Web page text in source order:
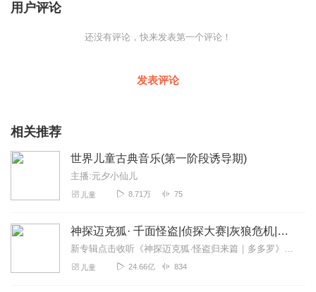
用户评论
还没有评论，快来发表第一个评论！
发表评论
相关推荐
世界儿童古典音乐(第一阶段诱导期)
主播:元夕小仙儿
儿童 8.71万 75
神探迈克狐· 千面怪盗|侦探大赛|灰狼危机|多多罗
新专辑点击收听《神探迈克狐·怪盗归来篇｜多多罗》！！！>>>点击进入主播橱窗购买《神探迈克狐》系列图书吧!<<<多多罗故事【点击前往】收听多多罗其他好玩有趣的故...
儿童 24.66亿 834